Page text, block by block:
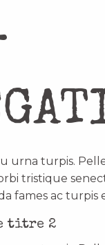
urna turpis.
tristique
fames ac turpis
titre 2